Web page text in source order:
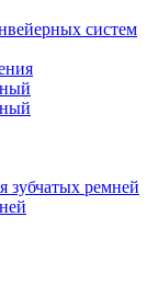
систем
зубчатых ремней